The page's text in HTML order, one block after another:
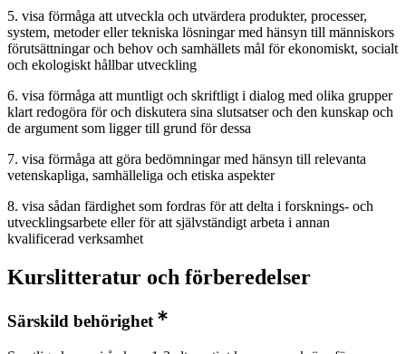
5. visa förmåga att utveckla och utvärdera produkter, processer,
system, metoder eller tekniska lösningar med hänsyn till människors
förutsättningar och behov och samhällets mål för ekonomiskt, socialt
och ekologiskt hållbar utveckling
6. visa förmåga att muntligt och skriftligt i dialog med olika grupper
klart redogöra för och diskutera sina slutsatser och den kunskap och
de argument som ligger till grund för dessa
7. visa förmåga att göra bedömningar med hänsyn till relevanta
vetenskapliga, samhälleliga och etiska aspekter
8. visa sådan färdighet som fordras för att delta i forsknings- och
utvecklingsarbete eller för att självständigt arbeta i annan
kvalificerad verksamhet
Kurslitteratur och förberedelser
Särskild behörighet